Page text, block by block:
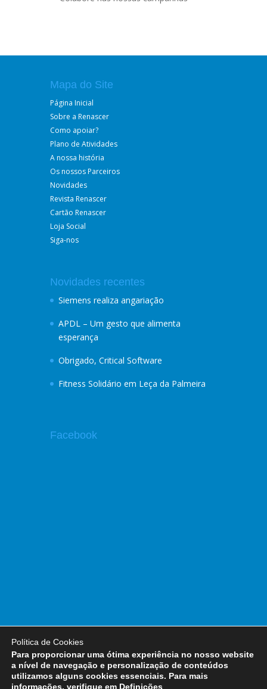
Mapa do Site
Página Inicial
Sobre a Renascer
Como apoiar?
Plano de Atividades
A nossa história
Os nossos Parceiros
Novidades
Revista Renascer
Cartão Renascer
Loja Social
Siga-nos
Novidades recentes
Siemens realiza angariação
APDL – Um gesto que alimenta
esperança
Obrigado, Critical Software
Fitness Solidário em Leça da Palmeira
Facebook
© 2005-2016Liga Renascer. Todos os
direitos reservados. | Desenvolvido por
Política de Cookies
Para proporcionar uma ótima experiência no nosso website
a nível de navegação e personalização de conteúdos
utilizamos alguns cookies essenciais. Para mais
informações, verifique em Definições